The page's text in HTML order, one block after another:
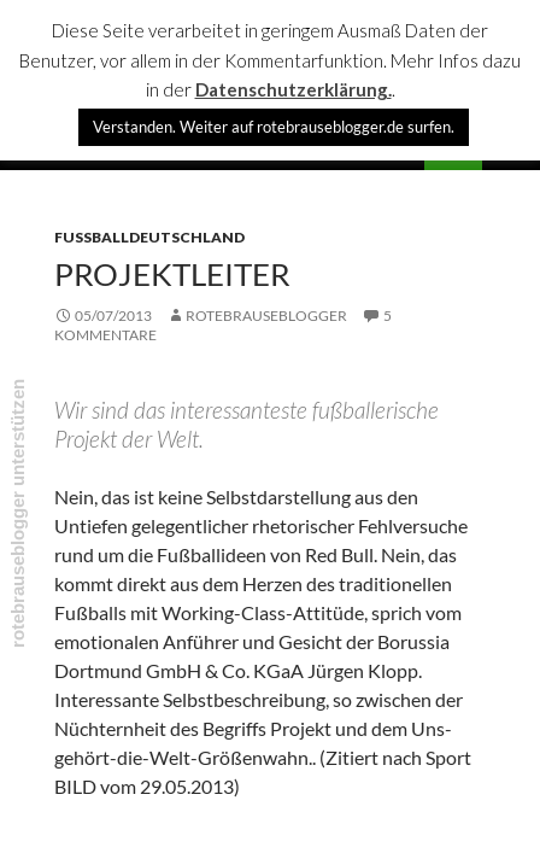
rotebrauseblogger
SPRINGE
FUSSBALLDEUTSCHLAND
PROJEKTLEITER
05/07/2013 ROTEBRAUSEBLOGGER
5
KOMMENTARE
Wir sind das interessanteste fußballerische
Projekt der Welt.
Nein, das ist keine Selbstdarstellung aus den
Untiefen gelegentlicher rhetorischer Fehlversuche
rund um die Fußballideen von Red Bull. Nein, das
kommt direkt aus dem Herzen des traditionellen
Fußballs mit Working-Class-Attitüde, sprich vom
emotionalen Anführer und Gesicht der Borussia
Dortmund GmbH & Co. KGaA Jürgen Klopp.
Interessante Selbstbeschreibung, so zwischen der
Nüchternheit des Begriffs Projekt und dem Uns-
gehört-die-Welt-Größenwahn.. (Zitiert nach Sport
BILD vom 29.05.2013)
Diese Seite verarbeitet in geringem Ausmaß Daten der
Benutzer, vor allem in der Kommentarfunktion. Mehr Infos dazu
in der Datenschutzerklärung..
Verstanden. Weiter auf rotebrauseblogger.de surfen.
rotebrauseblogger unterstützen